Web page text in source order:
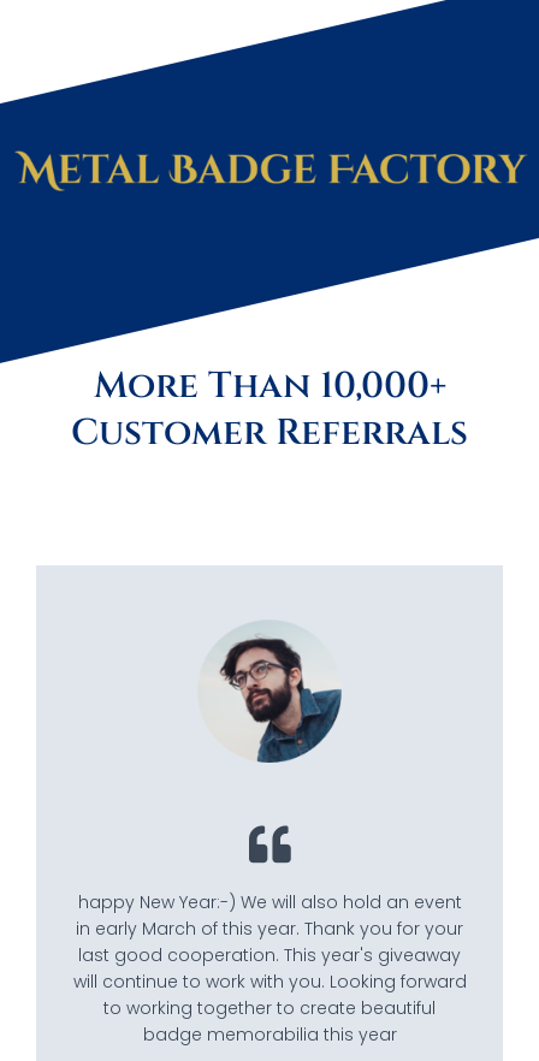
More Than 10,000+
Customer Referrals
happy New Year:-) We will also hold an event
in early March of this year. Thank you for your
last good cooperation. This year's giveaway
will continue to work with you. Looking forward
to working together to create beautiful
badge memorabilia this year